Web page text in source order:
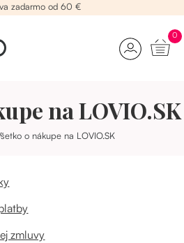
zadarmo od 60 €
raňajky
na vlasy
Yamíci
0
na LOVIO.SK
o nákupe na LOVIO.SK
zmluvy